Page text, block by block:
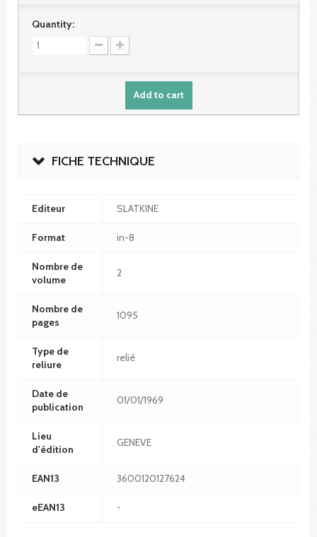
Quantity:
Add to cart
FICHE TECHNIQUE
Editeur SLATKINE
Format in-8
Nombre de
volume
2
Nombre de
pages
1095
Type de
reliure
relié
Date de
publication
01/01/1969
Lieu
d'édition
GENEVE
EAN13 3600120127624
eEAN13 -